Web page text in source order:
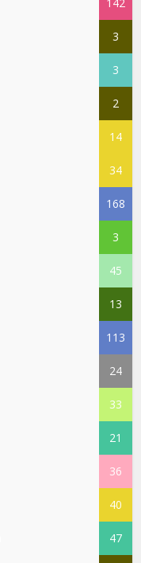
3
3
2
14
34
168
3
45
13
113
24
33
21
36
40
47